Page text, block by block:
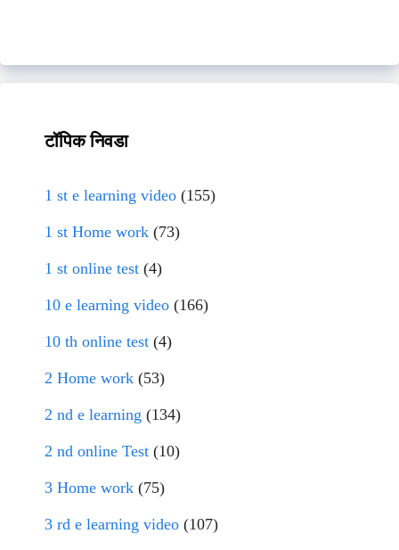
टॉपिक निवडा
1 st e learning video (155)
1 st Home work (73)
1 st online test (4)
10 e learning video (166)
10 th online test (4)
2 Home work (53)
2 nd e learning (134)
2 nd online Test (10)
3 Home work (75)
3 rd e learning video (107)